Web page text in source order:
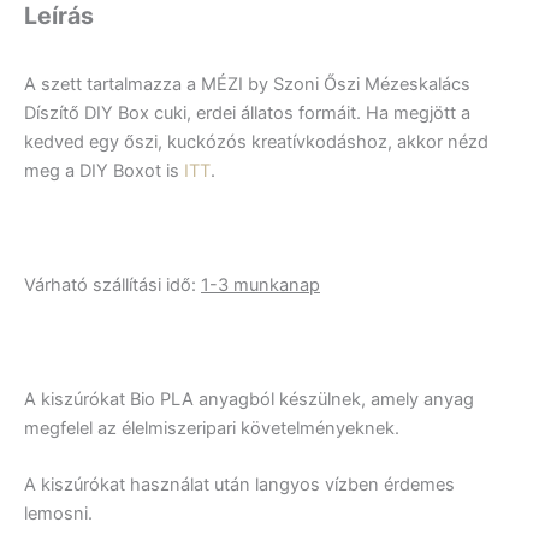
Leírás
A szett tartalmazza a MÉZI by Szoni Őszi Mézeskalács
Díszítő DIY Box cuki, erdei állatos formáit. Ha megjött a
kedved egy őszi, kuckózós kreatívkodáshoz, akkor nézd
meg a DIY Boxot is ITT.
Várható szállítási idő: 1-3 munkanap
A kiszúrókat Bio PLA anyagból készülnek, amely anyag
megfelel az élelmiszeripari követelményeknek.
A kiszúrókat használat után langyos vízben érdemes
lemosni.